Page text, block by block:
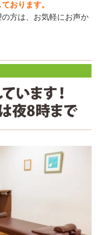
おります。
方は、お気軽にお声か